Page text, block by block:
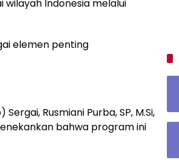
Indonesia melalui
elemen penting
Rusmiani Purba, SP, M.Si,
bahwa program ini